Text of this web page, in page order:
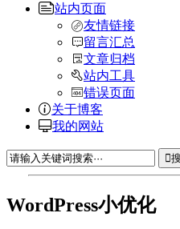
站内页面
友情链接
留言汇总
文章归档
站内工具
错误页面
关于博客
我的网站
WordPress小优化